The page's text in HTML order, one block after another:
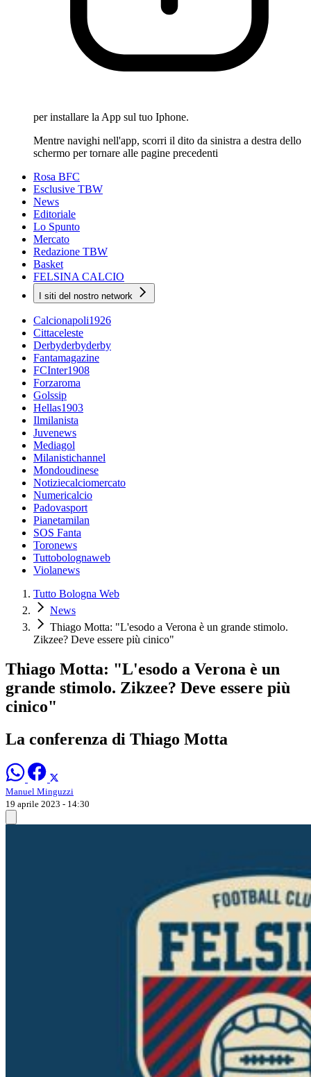
per installare la App sul tuo Iphone.
Mentre navighi nell'app, scorri il dito da sinistra a destra dello
schermo per tornare alle pagine precedenti
Rosa BFC
Esclusive TBW
News
Editoriale
Lo Spunto
Mercato
Redazione TBW
Basket
FELSINA CALCIO
I siti del nostro network
Calcionapoli1926
Cittaceleste
Derbyderbyderby
Fantamagazine
FCInter1908
Forzaroma
Golssip
Hellas1903
Ilmilanista
Juvenews
Mediagol
Milanistichannel
Mondoudinese
Notiziecalciomercato
Numericalcio
Padovasport
Pianetamilan
SOS Fanta
Toronews
Tuttobolognaweb
Violanews
Tutto Bologna Web
News
Thiago Motta: "L'esodo a Verona è un grande stimolo.
Zikzee? Deve essere più cinico"
Thiago Motta: "L'esodo a Verona è un
grande stimolo. Zikzee? Deve essere più
cinico"
La conferenza di Thiago Motta
Manuel Minguzzi
19 aprile 2023 - 14:30